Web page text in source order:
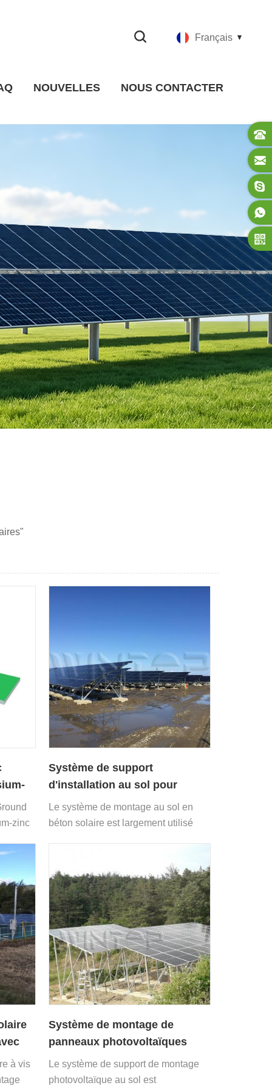
Français
NOUVELLES NOUS CONTACTER
zinc
le
Système de support
d'installation au sol pour
panneaux solaires pour base
en béton
Le système de montage au sol en
béton solaire est largement utilisé
industrielles.
à vis
Système de montage de
panneaux photovoltaïques
coréens pour installation au
sol
Le système de support de montage
photovoltaïque au sol est